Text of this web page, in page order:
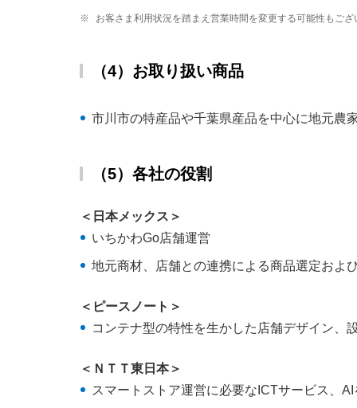
※ お客さま利用状況を踏まえ営業時間を変更する可能性もござ
（4）お取り扱い商品
市川市の特産品や千葉県産品を中心に地元農
（5）各社の役割
＜日本メックス＞
いちかわGo店舗運営
地元商材、店舗との連携による商品選定およ
＜ピースノート＞
コンテナ型の特性を生かした店舗デザイン、
＜ＮＴＴ東日本＞
スマートストア運営に必要なICTサービス、